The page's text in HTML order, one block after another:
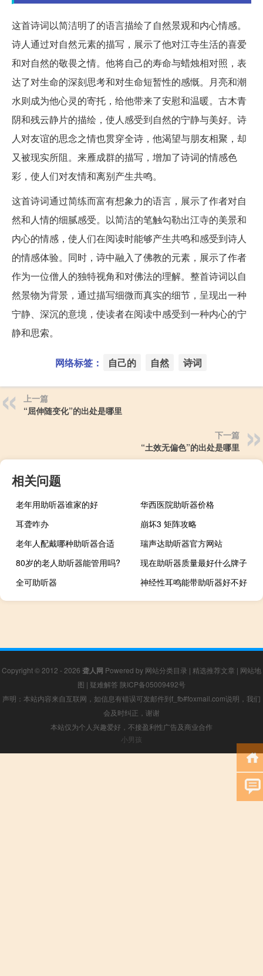
这首诗词以简洁明了的语言描绘了自然景观和内心情感。
诗人通过对自然元素的描写，展示了他对江寺生活的喜爱
和对自然的敬畏之情。他将自己的寿命与蜡烛相对照，表
达了对生命的深刻思考和对生命短暂性的感慨。月亮和潮
水则成为他心灵的寄托，给他带来了安慰和温暖。古木青
阴和残云静片的描绘，使人感受到自然的宁静与美好。诗
人对友谊的思念之情也贯穿全诗，他渴望与朋友相聚，却
又被现实所阻。来雁成群的描写，增加了诗词的情感色
彩，使人们对友情和离别产生共鸣。
这首诗词通过简练而富有想象力的语言，展示了作者对自
然和人情的细腻感受。以简洁的笔触勾勒出江寺的美景和
内心的情感，使人们在阅读时能够产生共鸣和感受到诗人
的情感体验。同时，诗中融入了佛教的元素，展示了作者
作为一位僧人的独特视角和对佛法的理解。整首诗词以自
然景物为背景，通过描写细微而真实的细节，呈现出一种
宁静、深沉的意境，使读者在阅读中感受到一种内心的宁
静和思索。
网络标签： 自己的 自然 诗词
上一篇
“屈伸随变化”的出处是哪里
下一篇
“土效无偏色”的出处是哪里
相关问题
老年用助听器谁家的好
华西医院助听器价格
耳聋咋办
崩坏3 矩阵攻略
老年人配戴哪种助听器合适
瑞声达助听器官方网站
80岁的老人助听器能管用吗?
现在助听器质量最好什么牌子
全可助听器
神经性耳鸣能带助听器好不好
Copyright © 2012 - 2026 聋人网 Powered by 网站分类目录 | 精选推荐文章 | 网站地
图 | 疑难解答 陕ICP备05009492号
声明：本站内容来自互联网，如信息有错误可发邮件到f_fb#foxmail.com说明，我们
会及时纠正，谢谢
本站仅为个人兴趣爱好，不接盈利性广告及商业合作
小男孩